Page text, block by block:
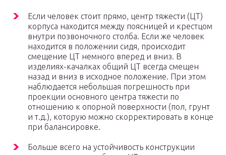
Если человек стоит прямо, центр тяжести (ЦТ)
корпуса находится между поясницей и крестцом
внутри позвоночного столба. Если же человек
находится в положении сидя, происходит
смещение ЦТ немного вперед и вниз. В
изделиях-качалках общий ЦТ всегда смещен
назад и вниз в исходное положение. При этом
наблюдается небольшая погрешность при
проекции основного центра тяжести по
отношению к опорной поверхности (пол, грунт
и т.д.), которую можно скорректировать в конце
при балансировке.
Больше всего на устойчивость конструкции